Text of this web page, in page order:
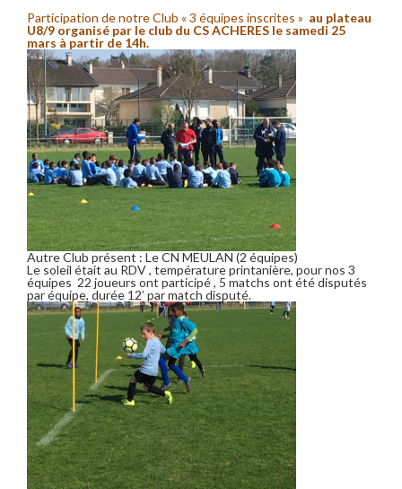
Participation de notre Club « 3 équipes inscrites » au plateau
U8/9 organisé par le club du CS ACHERES le samedi 25
mars à partir de 14h.
Autre Club présent : Le CN MEULAN (2 équipes)
Le soleil était au RDV , température printanière, pour nos 3
équipes 22 joueurs ont participé , 5 matchs ont été disputés
par équipe, durée 12’ par match disputé.